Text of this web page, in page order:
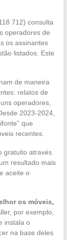
712) consulta
operadores de
os assinantes
listados. Este
de maneira
relatos de
operadores,
2023-2024,
que
recentes.
gratuito através
resultado mais
aceite o
os móveis,
por exemplo,
instala o
na base deles